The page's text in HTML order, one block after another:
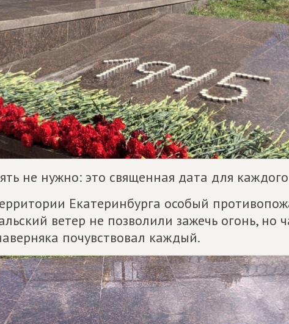
не нужно: это священная дата для
Екатеринбурга особый
ветер не позволили зажечь огонь, но
почувствовал каждый.